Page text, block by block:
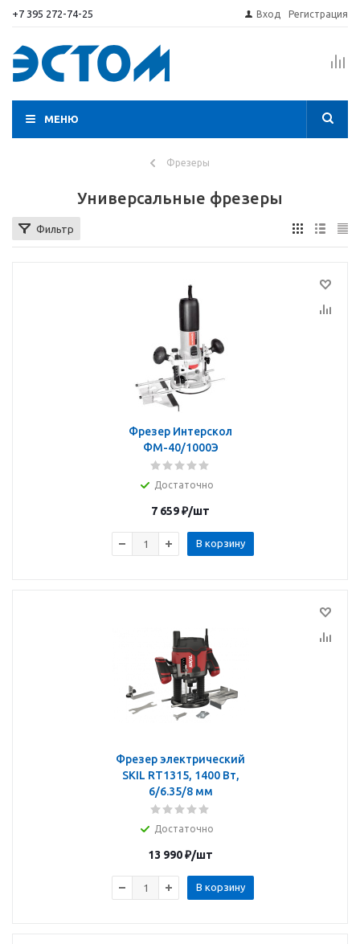
+7 395 272-74-25 Вход Регистрация
МЕНЮ
Фрезеры
Универсальные фрезеры
Фильтр
Фрезер Интерскол
ФМ-40/1000Э
Достаточно
7 659₽/шт
В корзину
Фрезер электрический
SKIL RT1315, 1400 Вт,
6/6.35/8 мм
Достаточно
13 990₽/шт
В корзину